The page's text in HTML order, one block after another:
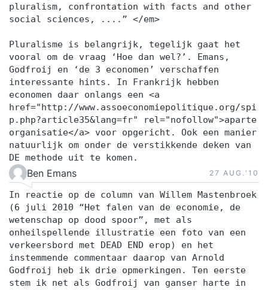
pluralism, confrontation with facts and other
social sciences, ....” </em>
Pluralisme is belangrijk, tegelijk gaat het
vooral om de vraag ‘Hoe dan wel?’. Emans,
Godfroij en ‘de 3 economen’ verschaffen
interessante hints. In Frankrijk hebben
economen daar onlangs een <a
href="http://www.assoeconomiepolitique.org/spi
p.php?article35&lang=fr" rel="nofollow">aparte
organisatie</a> voor opgericht. Ook een manier
natuurlijk om onder de verstikkende deken van
DE methode uit te komen.
Ben Emans 27 AUG.‘10
In reactie op de column van Willem Mastenbroek
(6 juli 2010 “Het falen van de economie, de
wetenschap op dood spoor”, met als
onheilspellende illustratie een foto van een
verkeersbord met DEAD END erop) en het
instemmende commentaar daarop van Arnold
Godfroij heb ik drie opmerkingen. Ten eerste
stem ik net als Godfroij van ganser harte in